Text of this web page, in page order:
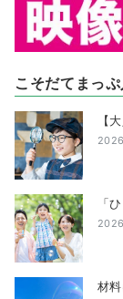
こそだてまっ
【
「
材